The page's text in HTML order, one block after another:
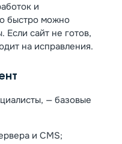
и
быстро можно
Если сайт не готов,
на исправления.
— базовые
и CMS;